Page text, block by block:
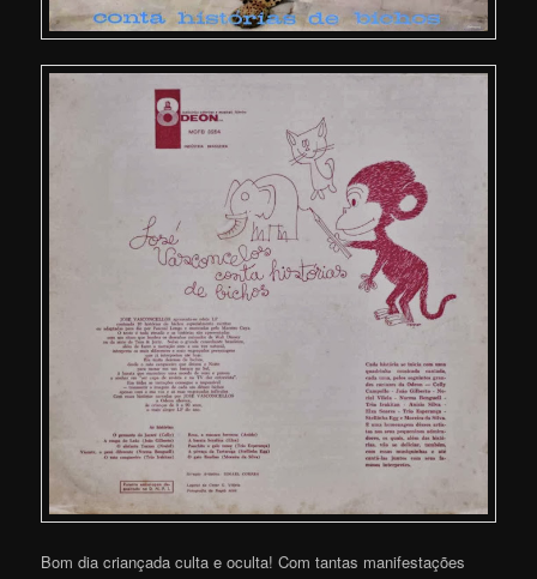
Bom dia criançada culta e oculta! Com tantas manifestações